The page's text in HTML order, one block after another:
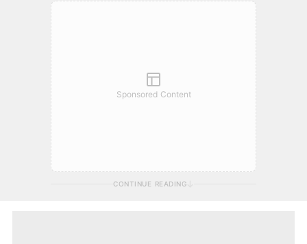
Sponsored Content
CONTINUE READING